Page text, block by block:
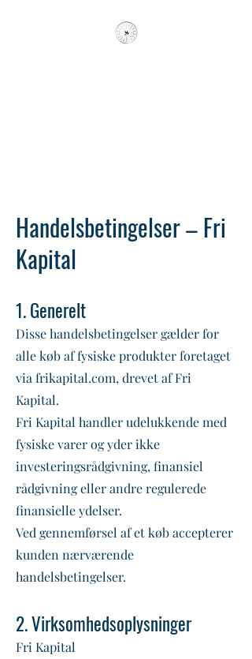
Handelsbetingelser – Fri
Kapital
1. Generelt
Disse handelsbetingelser gælder for
alle køb af fysiske produkter foretaget
via frikapital.com, drevet af Fri
Kapital.
Fri Kapital handler udelukkende med
fysiske varer og yder ikke
investeringsrådgivning, finansiel
rådgivning eller andre regulerede
finansielle ydelser.
Ved gennemførsel af et køb accepterer
kunden nærværende
handelsbetingelser.
2. Virksomhedsoplysninger
Fri Kapital